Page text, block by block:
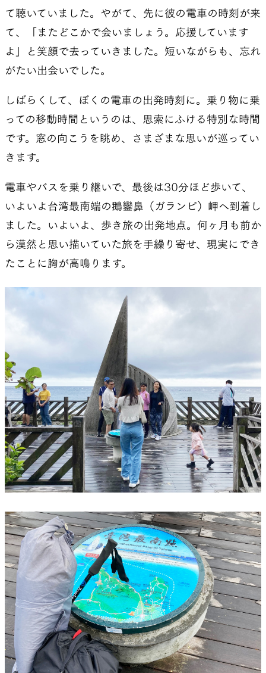
て聴いていました。やがて、先に彼の電車の時刻が来
て、「またどこかで会いましょう。応援しています
よ」と笑顔で去っていきました。短いながらも、忘れ
がたい出会いでした。
しばらくして、ぼくの電車の出発時刻に。乗り物に乗
っての移動時間というのは、思索にふける特別な時間
です。窓の向こうを眺め、さまざまな思いが巡ってい
きます。
電車やバスを乗り継いで、最後は30分ほど歩いて、
いよいよ台湾最南端の鵝鑾鼻（ガランビ）岬へ到着し
ました。いよいよ、歩き旅の出発地点。何ヶ月も前か
ら漠然と思い描いていた旅を手繰り寄せ、現実にでき
たことに胸が高鳴ります。